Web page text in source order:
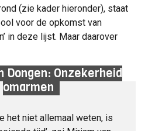
(zie kader hieronder), staat
voor de opkomst van
in deze lijst. Maar daarover
Dongen: Onzekerheid
omarmen
het niet allemaal weten, is